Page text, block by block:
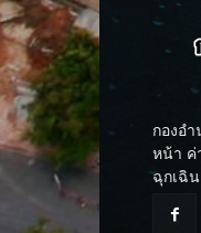
กองอ
หน้า ค่
ฉุกเฉิน